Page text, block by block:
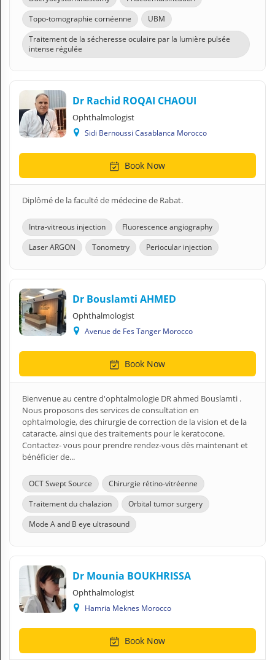
Topo-tomographie cornéenne
UBM
Traitement de la sécheresse oculaire par la lumière pulsée
intense régulée
Dr Rachid ROQAI CHAOUI
Ophthalmologist
Sidi Bernoussi Casablanca Morocco
Book Now
Diplômé de la faculté de médecine de Rabat.
Intra-vitreous injection
Fluorescence angiography
Laser ARGON
Tonometry Periocular injection
Dr Bouslamti AHMED
Ophthalmologist
Avenue de Fes Tanger Morocco
Book Now
Bienvenue au centre d'ophtalmologie DR ahmed Bouslamti .
Nous proposons des services de consultation en
ophtalmologie, des chirurgie de correction de la vision et de la
cataracte, ainsi que des traitements pour le keratocone.
Contactez- vous pour prendre rendez-vous dès maintenant et
bénéficier de...
OCT Swept Source
Chirurgie rétino-vitréenne
Traitement du chalazion
Orbital tumor surgery
Mode A and B eye ultrasound
Dr Mounia BOUKHRISSA
Ophthalmologist
Hamria Meknes Morocco
Book Now